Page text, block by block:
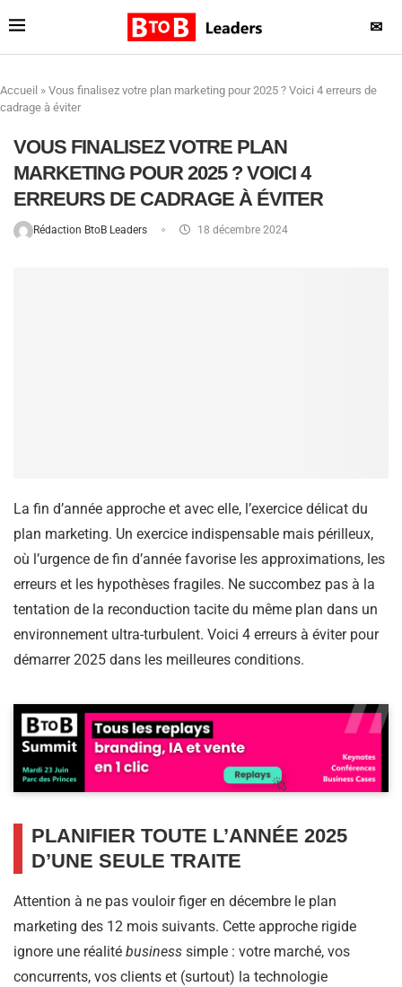
✉
Accueil » Vous finalisez votre plan marketing pour 2025 ? Voici 4 erreurs de
cadrage à éviter
VOUS FINALISEZ VOTRE PLAN
MARKETING POUR 2025 ? VOICI 4
ERREURS DE CADRAGE À ÉVITER
Rédaction BtoB Leaders 18 décembre 2024
La fin d’année approche et avec elle, l’exercice délicat du
plan marketing. Un exercice indispensable mais périlleux,
où l’urgence de fin d’année favorise les approximations, les
erreurs et les hypothèses fragiles. Ne succombez pas à la
tentation de la reconduction tacite du même plan dans un
environnement ultra-turbulent. Voici 4 erreurs à éviter pour
démarrer 2025 dans les meilleures conditions.
PLANIFIER TOUTE L’ANNÉE 2025
D’UNE SEULE TRAITE
Attention à ne pas vouloir figer en décembre le plan
marketing des 12 mois suivants. Cette approche rigide
ignore une réalité business simple : votre marché, vos
concurrents, vos clients et (surtout) la technologie